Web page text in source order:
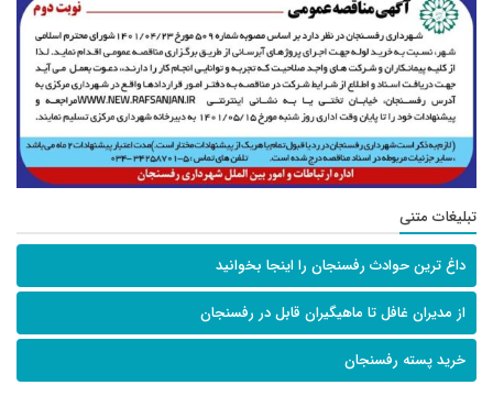
تبلیغات متنی
داغ ترین حوادث رفسنجان را اینجا بخوانید
از مدیران غافل تا ماهیگیران قابل در رفسنجان
خرید پسته رفسنجان